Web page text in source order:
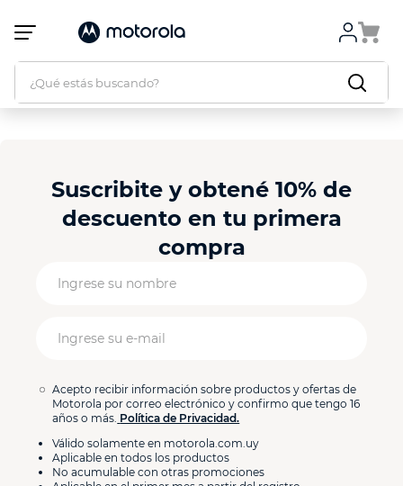
Este
sitio
sistema
¿Qué estás buscando?
Suscribite y obtené 10% de
descuento en tu primera
compra
Acepto recibir información sobre productos y ofertas de
Motorola por correo electrónico y confirmo que tengo 16
años o más. Política de Privacidad.
Válido solamente en motorola.com.uy
Aplicable en todos los productos
No acumulable con otras promociones